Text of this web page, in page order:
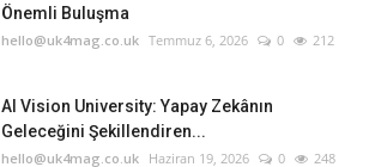
Önemli Buluşma
hello@uk4mag.co.uk Temmuz 6, 2026 0 212
AI Vision University: Yapay Zekânın
Geleceğini Şekillendiren...
hello@uk4mag.co.uk Haziran 19, 2026 0 248